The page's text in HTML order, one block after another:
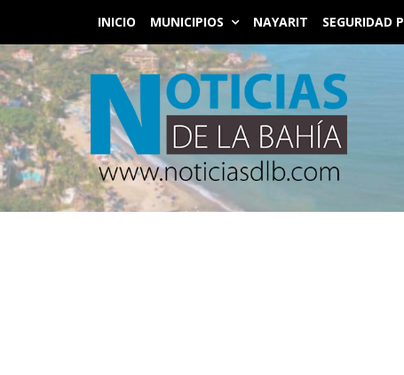
INICIO MUNICIPIOS NAYARIT SEGURIDAD